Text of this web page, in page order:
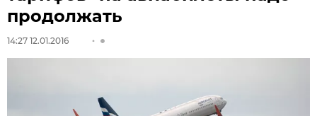
продолжать
14:27 12.01.2016